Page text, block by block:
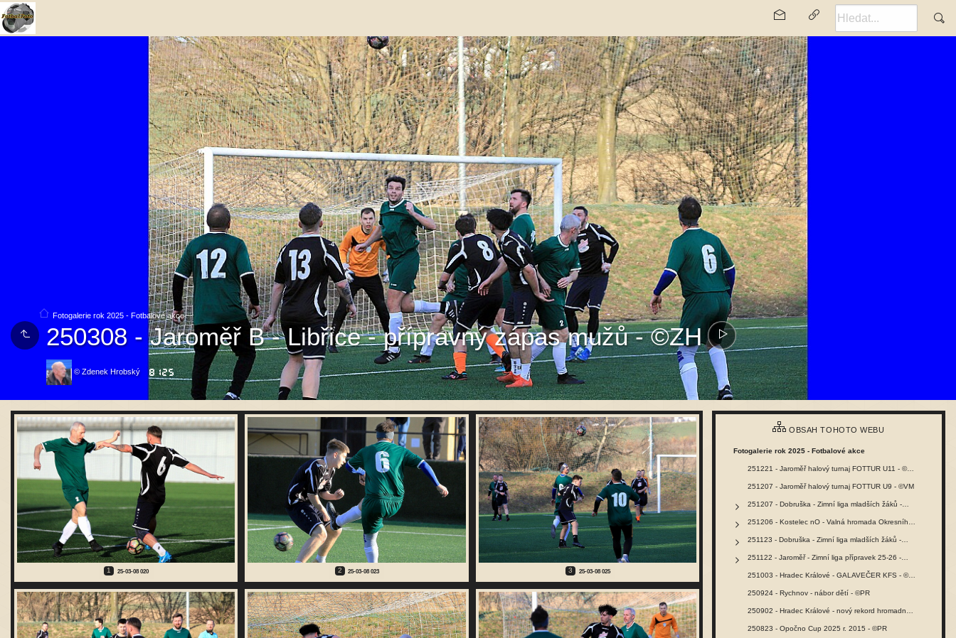
Fotogalerie rok 2025 - Fotbalové akce
250308 - Jaroměř B - Libřice - přípravný zápas mužů - ©ZH
© Zdenek Hrobský
1 25-03-08 020 2 25-03-08 023 3 25-03-08 025
OBSAH TOHOTO WEBU
Fotogalerie rok 2025 - Fotbalové akce
251221 - Jaroměř halový turnaj FOTTUR U11 - ©VM
251207 - Jaroměř halový turnaj FOTTUR U9 - ©VM
251207 - Dobruška - Zimní liga mladších žáků -…
251123 - Dobruška - Zimní liga mladších žáků -…
251122 - Jaroměř - Zimní liga přípravek 25-26 -…
251003 - Hradec Králové - GALAVEČER KFS - ©PR
250924 - Rychnov - nábor dětí - ©PR
250823 - Opočno Cup 2025 r. 2015 - ©PR